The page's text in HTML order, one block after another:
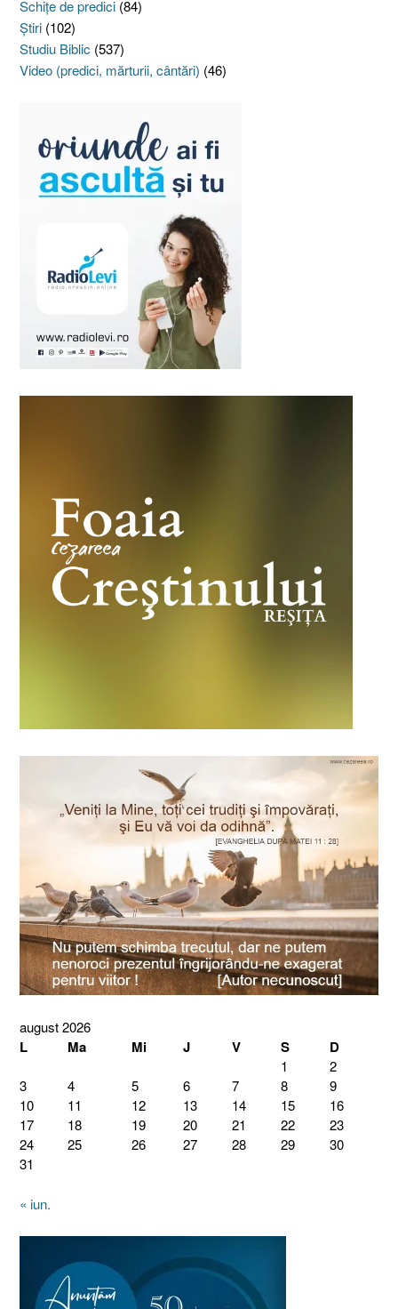
Schiţe de predici (84)
Ştiri (102)
Studiu Biblic (537)
Video (predici, mărturii, cântări) (46)
august 2026
L Ma Mi J V S D
1
2
3
4 5 6 7 8
9
10
11 12 13 14 15
16
17
18 19 20 21 22
23
24
25 26 27 28 29
30
31
« iun.